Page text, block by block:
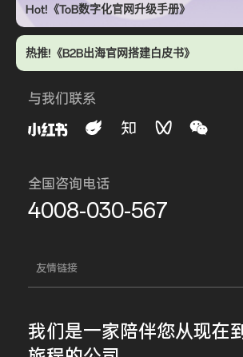
Hot!《ToB数字化官网升级手册》
热推!《B2B出海官网搭建白皮书》
与我们联系
全国咨询电话
4008-030-567
友情链接
我们是一家陪伴您从现在